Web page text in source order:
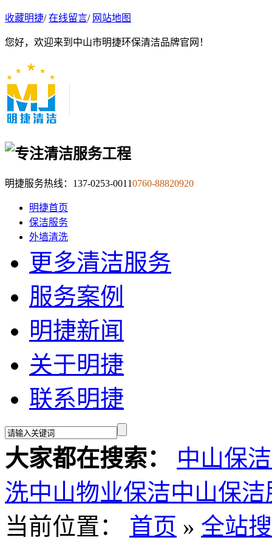
收藏明捷/在线留言/ 网站地图
您好，欢迎来到中山市明捷环保清洁品牌官网！
明捷服务热线： 137-0253-00110760-88820920
明捷首页
保洁服务
外墙清洗
更多清洁服务
服务案例
明捷新闻
关于明捷
联系明捷
大家都在搜索：
中山保
洗中山物业保洁中山保
当前位置：
首页 » 全站